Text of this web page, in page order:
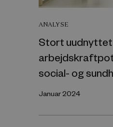
ANALYSE
Stort uudnyttet
social- og
Januar 2024